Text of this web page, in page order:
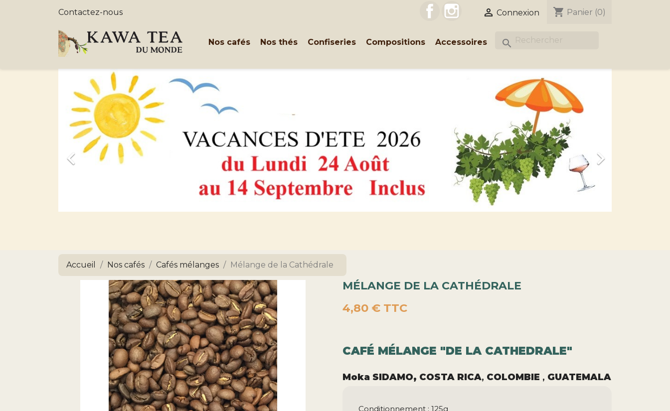
Contactez-nous
Facebook
 Connexion shopping_cart Panier (0)
Nos cafés Nos thés Confiseries Compositions Accessoires search
 
Accueil Nos cafés Cafés mélanges Mélange de la Cathédrale
MÉLANGE DE LA CATHÉDRALE
4,80 € TTC
CAFÉ MÉLANGE "DE LA CATHEDRALE"
Moka SIDAMO, COSTA RICA, COLOMBIE , GUATEMALA
Conditionnement : 125g